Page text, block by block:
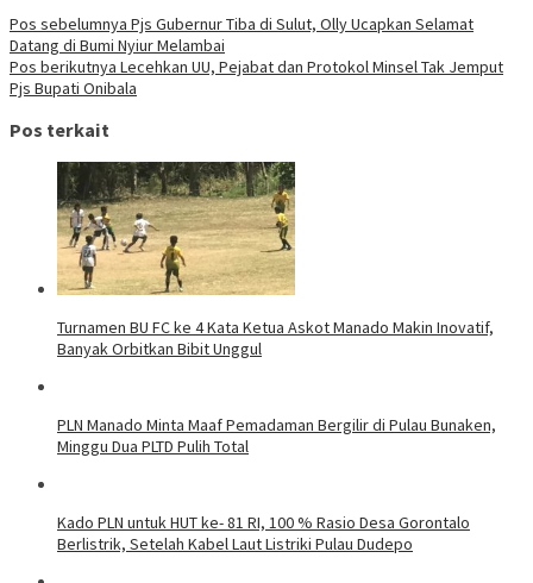
Pos sebelumnya Pjs Gubernur Tiba di Sulut, Olly Ucapkan Selamat
Datang di Bumi Nyiur Melambai
Pos berikutnya Lecehkan UU, Pejabat dan Protokol Minsel Tak Jemput
Pjs Bupati Onibala
Pos terkait
Turnamen BU FC ke 4 Kata Ketua Askot Manado Makin Inovatif,
Banyak Orbitkan Bibit Unggul
PLN Manado Minta Maaf Pemadaman Bergilir di Pulau Bunaken,
Minggu Dua PLTD Pulih Total
Kado PLN untuk HUT ke- 81 RI, 100 % Rasio Desa Gorontalo
Berlistrik, Setelah Kabel Laut Listriki Pulau Dudepo